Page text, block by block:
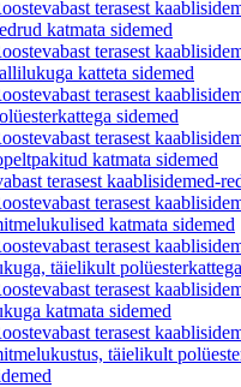
terasest
katmata sidemed
terasest
katteta sidemed
terasest
sidemed
terasest
katmata sidemed
terasest kaablisidemed-
terasest
katmata sidemed
terasest
täielikult
terasest
katmata sidemed
terasest
täielikult